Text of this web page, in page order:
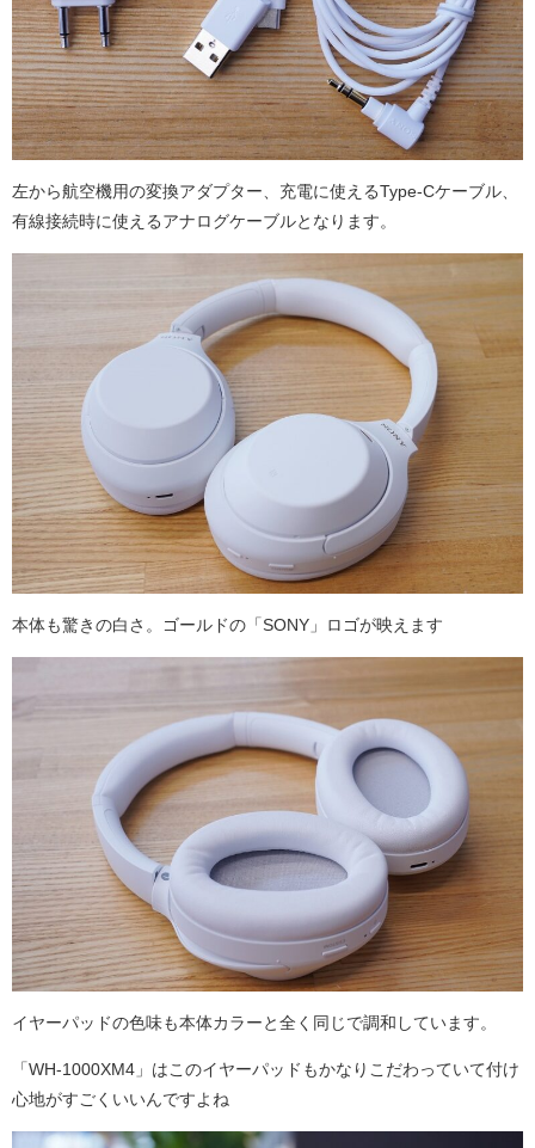
左から航空機用の変換アダプター、充電に使えるType-Cケーブル、
有線接続時に使えるアナログケーブルとなります。
本体も驚きの白さ。ゴールドの「SONY」ロゴが映えます
イヤーパッドの色味も本体カラーと全く同じで調和しています。
「WH-1000XM4」はこのイヤーパッドもかなりこだわっていて付け
心地がすごくいいんですよね